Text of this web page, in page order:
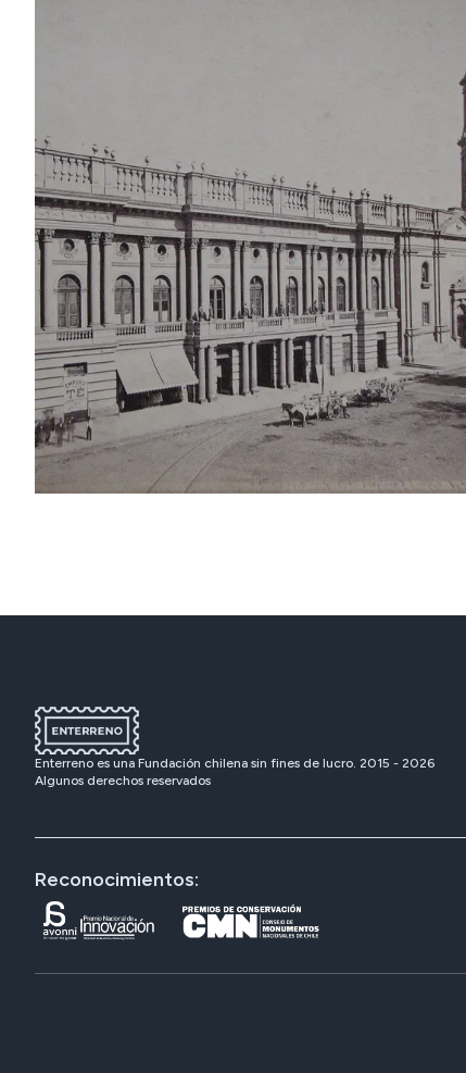
Enterreno es una Fundación chilena sin fines de lucro. 2015 - 2026
Algunos derechos reservados
Reconocimientos: